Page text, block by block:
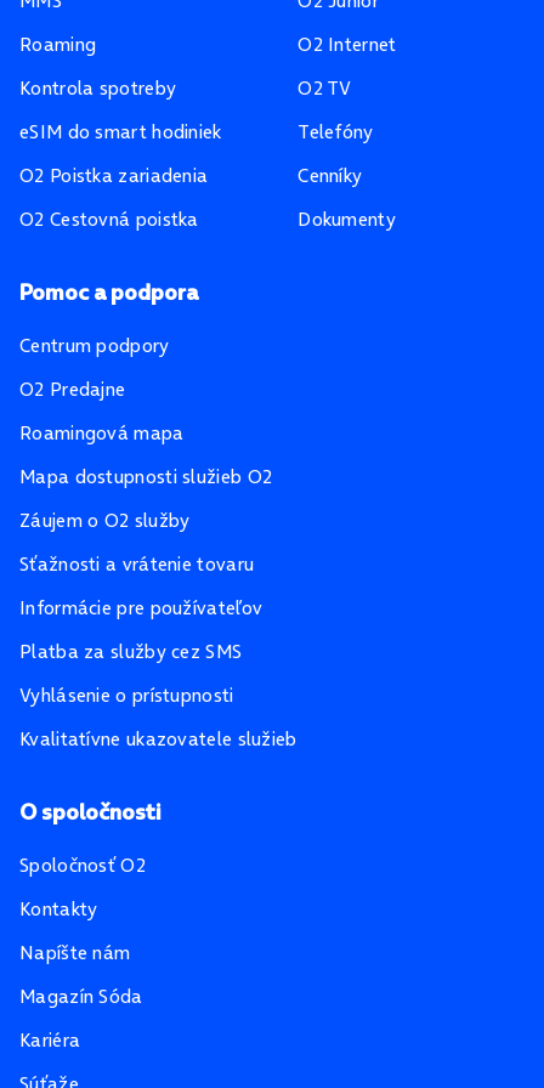
Roaming
Kontrola spotreby
eSIM do smart hodiniek
O2 Poistka zariadenia
O2 Cestovná poistka
O2 Internet
O2 TV
Telefóny
Cenníky
Dokumenty
Pomoc a podpora
Centrum podpory
O2 Predajne
Roamingová mapa
Mapa dostupnosti služieb O2
Záujem o O2 služby
Sťažnosti a vrátenie tovaru
Informácie pre používateľov
Platba za služby cez SMS
Vyhlásenie o prístupnosti
Kvalitatívne ukazovatele služieb
O spoločnosti
Spoločnosť O2
Kontakty
Napíšte nám
Magazín Sóda
Kariéra